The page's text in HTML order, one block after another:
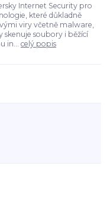
Internet Security pro
které důkladně
viry včetně malware,
soubory i běžící
in... celý popis